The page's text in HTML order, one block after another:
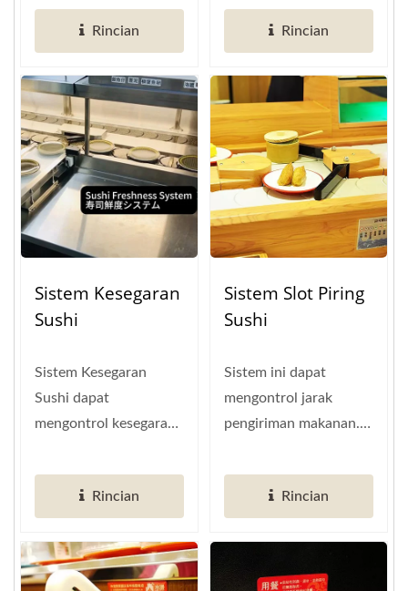
Buat...
Rincian
sejumlah besar piring
Rincian
Sistem Kesegaran
Sushi
Sistem Kesegaran
Sushi dapat
mengontrol kesegaran
menyaring makanan
Rincian
Sistem Slot Piring
Sushi
Sistem ini dapat
mengontrol jarak
pengiriman makanan.
terbaik selama jam
non-puncak....
Rincian